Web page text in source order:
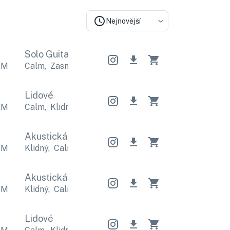
Nejnovější
Solo Guitar Solo Guitar Solo Guitar
Calm, Zasněný Calm, Zasněný Calm
Lidové
Calm, Klidný Klidný Calm,
Akustická Indie Akustická Indie
Klidný, Calm Calm Klidný
Akustická Indie Akustická Indie
Klidný, Calm Calm Klidný
Lidové